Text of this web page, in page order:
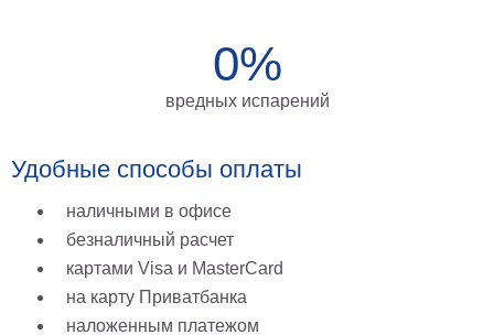
0%
вредных испарений
Удобные способы оплаты
наличными в офисе
безналичный расчет
картами Visa и MasterCard
на карту Приватбанка
наложенным платежом